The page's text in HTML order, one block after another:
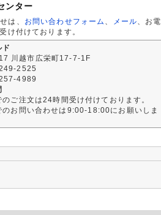
ンター
は、 お問い合わせフォーム メール 、お電
け付けております。
ド
川越市広栄町17-7-1F
2525
4989
のご注文は24時間受け付けております。
のお問い合わせは9:00-18:00にお願いしま